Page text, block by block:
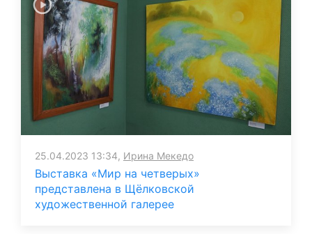
25.04.2023 13:34, Ирина Мекедо
Выставка «Мир на четверых»
представлена в Щёлковской
художественной галерее